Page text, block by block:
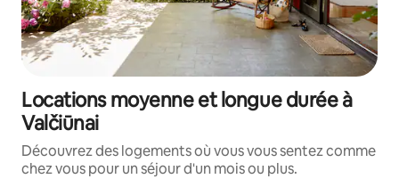
Locations moyenne et longue durée à
Valčiūnai
Découvrez des logements où vous vous sentez comme
chez vous pour un séjour d'un mois ou plus.